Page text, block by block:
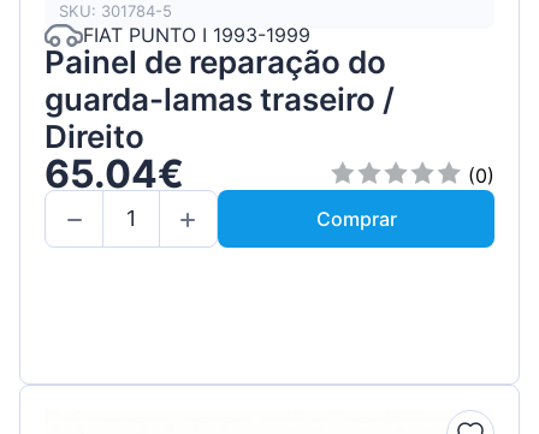
SKU: 301784-5
FIAT PUNTO I 1993-1999
Painel de reparação do
guarda-lamas traseiro /
Direito
65.04€
(0)
Comprar